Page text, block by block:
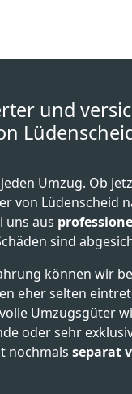
und
Umzug. Ob
von Lüdenscheid
uns aus
sind
können wir
eher selten
Umzugsgüter
oder sehr
nochmals separat